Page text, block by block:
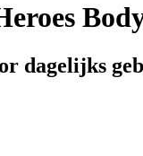
dagelijks